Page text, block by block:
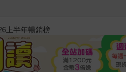
面對深邃無垠的未知。